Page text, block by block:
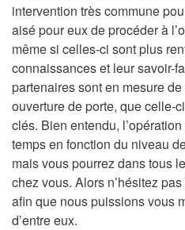
intervention très commune
aisé pour eux de procéder à
même si celles-ci sont plus
connaissances et leur savoir-
partenaires sont en mesure
ouverture de porte, que celle-
clés. Bien entendu,
temps en fonction du niveau
mais vous pourrez dans tous
chez vous. Alors n’hésitez
afin que nous puissions vous
d’entre eux.